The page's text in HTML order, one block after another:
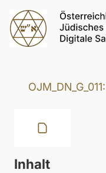
Inhalt